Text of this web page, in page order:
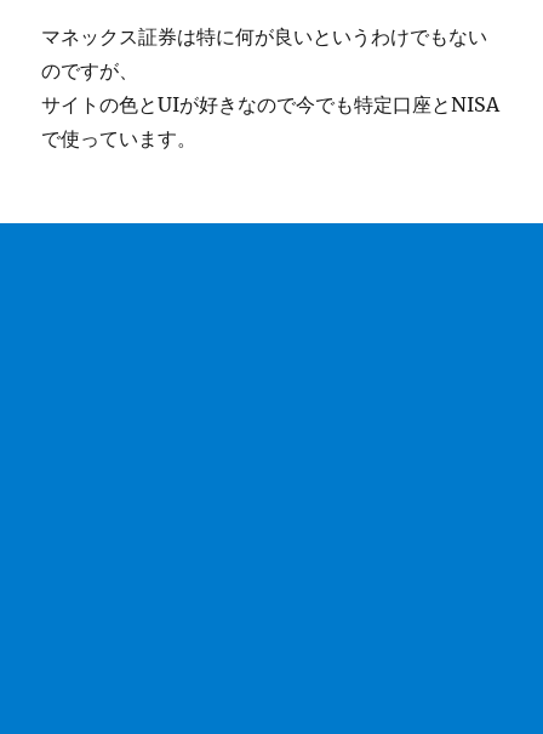
マネックス証券は特に何が良いというわけでもない
のですが、
サイトの色とUIが好きなので今でも特定口座とNISA
で使っています。